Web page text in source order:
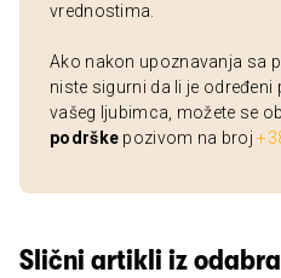
vrednostima.
Ako nakon upoznavanja sa
niste sigurni da li je
vašeg ljubimca, možete se
podrške pozivom na broj
Slični artikli iz